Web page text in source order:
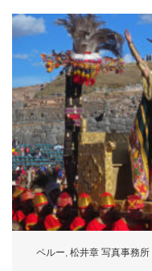
ペルー 松井章 写真事務所